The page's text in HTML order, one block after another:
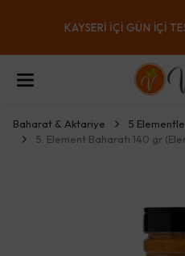
KAYSERI IÇI GÜN IÇI
Baharat & Aktariye
5
5. Element Baharatı 140 gr